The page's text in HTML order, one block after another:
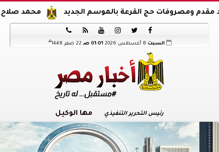
محمد صلاح يوقع عقود حج القرعة بالموسم الجديد






السبت 01:01 صـ 22 صفر 1448 هـ
رئيس التحرير التنفيذي مها الوكيل